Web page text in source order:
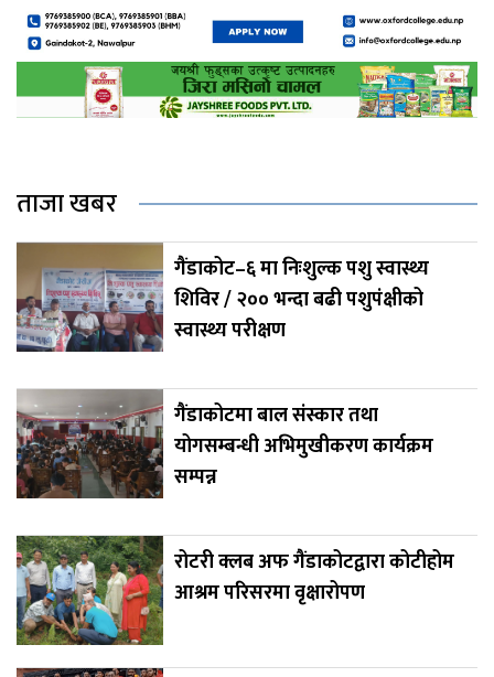
ताजा खबर
गैंडाकोट–६ मा निःशुल्क पशु स्वास्थ्य
शिविर / २०० भन्दा बढी पशुपंक्षीको
स्वास्थ्य परीक्षण
गैंडाकोटमा बाल संस्कार तथा
योगसम्बन्धी अभिमुखीकरण कार्यक्रम
सम्पन्न
रोटरी क्लब अफ गैंडाकोटद्वारा कोटीहोम
आश्रम परिसरमा वृक्षारोपण